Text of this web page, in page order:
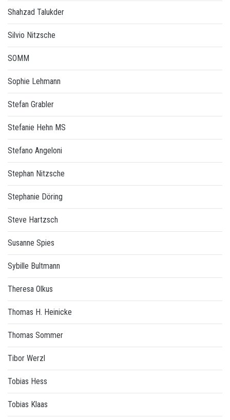
Shahzad Talukder
Silvio Nitzsche
SOMM
Sophie Lehmann
Stefan Grabler
Stefanie Hehn MS
Stefano Angeloni
Stephan Nitzsche
Stephanie Döring
Steve Hartzsch
Susanne Spies
Sybille Bultmann
Theresa Olkus
Thomas H. Heinicke
Thomas Sommer
Tibor Werzl
Tobias Hess
Tobias Klaas